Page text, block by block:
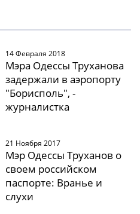
14 Февраля 2018
Мэра Одессы Труханова
задержали в аэропорту
"Борисполь", -
журналистка
21 Ноября 2017
Мэр Одессы Труханов о
своем российском
паспорте: Вранье и
слухи